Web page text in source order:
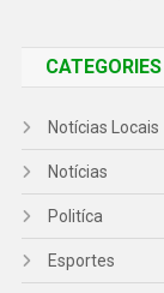
CATEGORIES
Notícias Locais
Notícias
Politíca
Esportes